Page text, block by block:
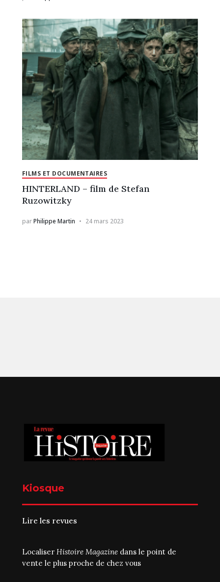
FILMS ET DOCUMENTAIRES
HINTERLAND – film de Stefan
Ruzowitzky
parPhilippe Martin 24 mars 2023
Kiosque
Lire les revues
Localiser Histoire Magazinedans le point de
vente le plus proche de chez vous